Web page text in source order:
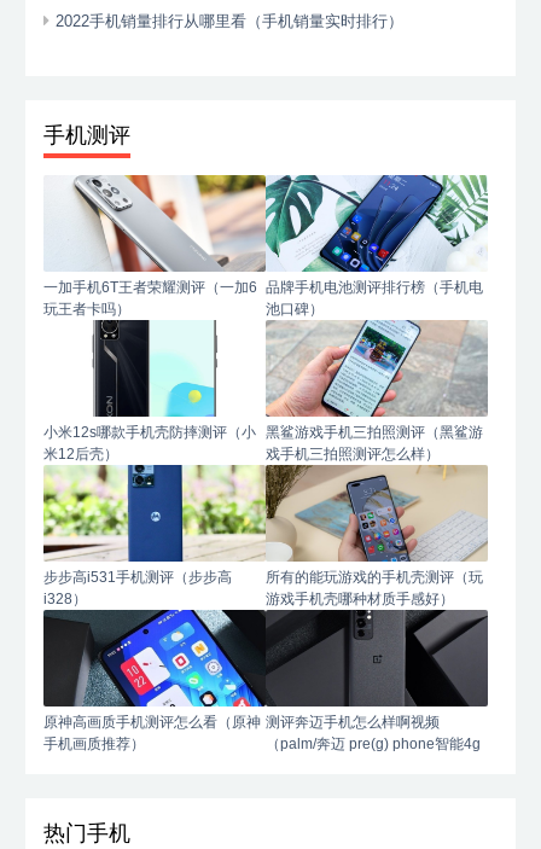
2022手机销量排行从哪里看（手机销量实时排行）
手机测评
一加手机6T王者荣耀测评（一加6
玩王者卡吗）
品牌手机电池测评排行榜（手机电
池口碑）
小米12s哪款手机壳防摔测评（小
米12后壳）
黑鲨游戏手机三拍照测评（黑鲨游
戏手机三拍照测评怎么样）
步步高i531手机测评（步步高
i328）
所有的能玩游戏的手机壳测评（玩
游戏手机壳哪种材质手感好）
原神高画质手机测评怎么看（原神
手机画质推荐）
测评奔迈手机怎么样啊视频
（palm/奔迈 pre(g) phone智能4g
热门手机